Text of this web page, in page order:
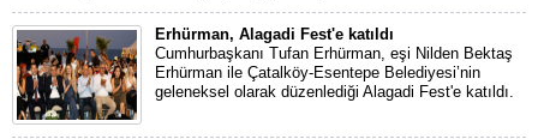
Erhürman, Alagadi Fest'e katıldı
Cumhurbaşkanı Tufan Erhürman, eşi Nilden Bektaş
Erhürman ile Çatalköy-Esentepe Belediyesi’nin
geleneksel olarak düzenlediği Alagadi Fest'e katıldı.